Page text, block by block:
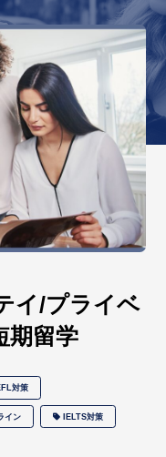
イ/プライベ
期留学
対策
イン IELTS対策